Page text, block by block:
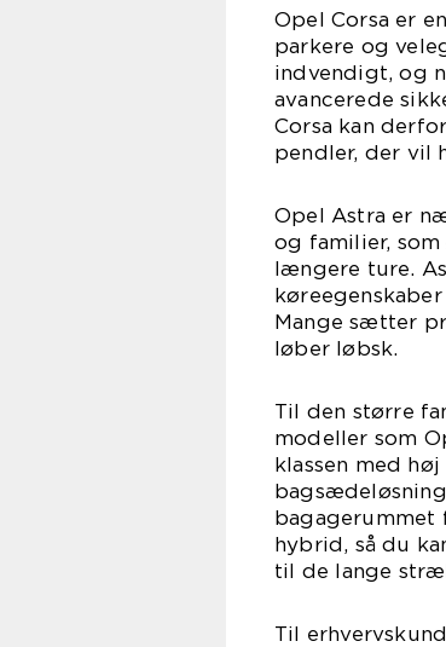
Opel Corsa er
parkere og
indvendigt, og
avancerede
Corsa kan
pendler, der vil
Opel Astra er
og familier,
længere ture.
Mange sætter
løber løbsk.
Til den større
modeller som
klassen med
bagagerummet
hybrid, så du
til de lange
Til